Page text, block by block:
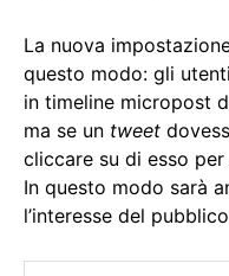
La nuova
questo modo: gli
in timeline micropost
ma se un tweet
cliccare su di esso
In questo modo sarà
l’interesse del